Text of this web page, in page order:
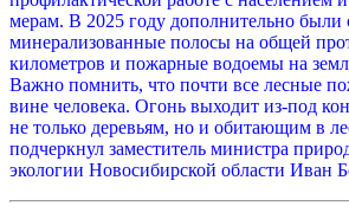
мерам. В 2025 году дополнительно были
минерализованные полосы на общей
километров и пожарные водоемы на
Важно помнить, что почти все лесные
вине человека. Огонь выходит из-под
не только деревьям, но и обитающим в
подчеркнул заместитель министра
экологии Новосибирской области Иван